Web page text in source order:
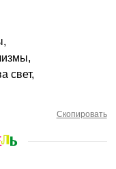
свет,
Скопировать